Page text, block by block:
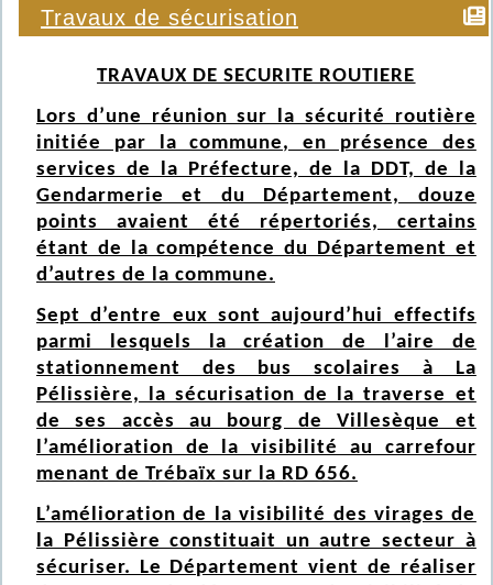
Travaux de sécurisation
TRAVAUX DE SECURITE ROUTIERE
Lors d’une réunion sur la sécurité routière
initiée par la commune, en présence des
services de la Préfecture, de la DDT, de la
Gendarmerie et du Département, douze
points avaient été répertoriés, certains
étant de la compétence du Département et
d’autres de la commune.
Sept d’entre eux sont aujourd’hui effectifs
parmi lesquels la création de l’aire de
stationnement des bus scolaires à La
Pélissière, la sécurisation de la traverse et
de ses accès au bourg de Villesèque et
l’amélioration de la visibilité au carrefour
menant de Trébaïx sur la RD 656.
L’amélioration de la visibilité des virages de
la Pélissière constituait un autre secteur à
sécuriser. Le Département vient de réaliser